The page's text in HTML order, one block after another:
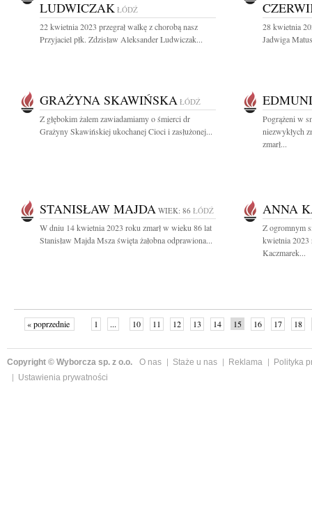
LUDWICZAK ŁÓDŹ
22 kwietnia 2023 przegrał walkę z chorobą nasz
Przyjaciel płk. Zdzisław Aleksander Ludwiczak...
28 kwietnia
Jadwiga
GRAŻYNA SKAWIŃSKA ŁÓDŹ
Z głębokim żalem zawiadamiamy o śmierci dr
Grażyny Skawińskiej ukochanej Cioci i zasłużonej...
Pogrążeni w
niezwykłych
zmarł...
STANISŁAW MAJDA WIEK: 86 ŁÓDŹ
W dniu 14 kwietnia 2023 roku zmarł w wieku 86 lat
Stanisław Majda Msza święta żałobna odprawiona...
ANNA
Z ogromnym
kwietnia 2023
Kaczmarek...
« poprzednie 1 ... 10 11 12 13 14 15 16 17
18
Copyright © Wyborcza sp. z o.o. O nas Staże u nas Reklama
Polityka
Ustawienia prywatności